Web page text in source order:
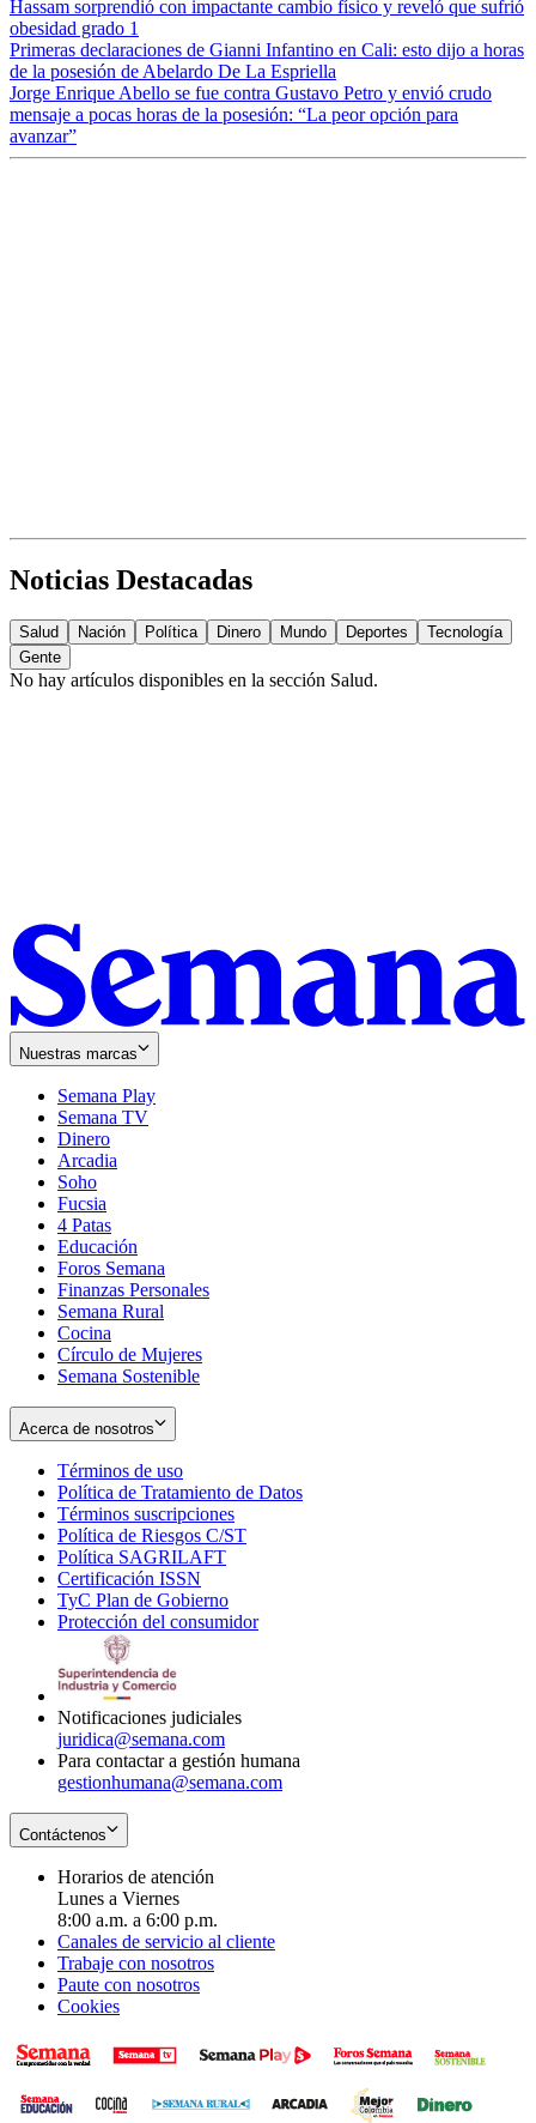
Hassam sorprendió con impactante cambio físico y reveló que sufrió
obesidad grado 1
Primeras declaraciones de Gianni Infantino en Cali: esto dijo a horas
de la posesión de Abelardo De La Espriella
Jorge Enrique Abello se fue contra Gustavo Petro y envió crudo
mensaje a pocas horas de la posesión: “La peor opción para
avanzar”
Noticias Destacadas
Salud Nación Política Dinero Mundo Deportes
Tecnología
Gente
No hay artículos disponibles en la sección Salud.
Nuestras marcas
Semana Play
Semana TV
Dinero
Arcadia
Soho
in
new
window
Fucsia
in
new
window
4 Patas
Educación
Foros Semana
Finanzas Personales
Semana Rural
Cocina
Círculo de Mujeres
Semana Sostenible
Acerca de nosotros
Términos de uso
in
new
window
Política de Tratamiento de Datos
Términos suscripciones
in
Política de Riesgos C/ST
Política SAGRILAFT
new
window
Certificación ISSN
in
new
TyC Plan de Gobierno
in
Protección del consumidorOpens
Notificaciones judiciales
juridica@semana.com
Para contactar a gestión humana
gestionhumana@semana.com
Contáctenos
Horarios de atención
Lunes a Viernes
8:00 a.m. a 6:00 p.m.
Canales de servicio al cliente
Trabaje con nosotros
Paute con nosotros
Cookies